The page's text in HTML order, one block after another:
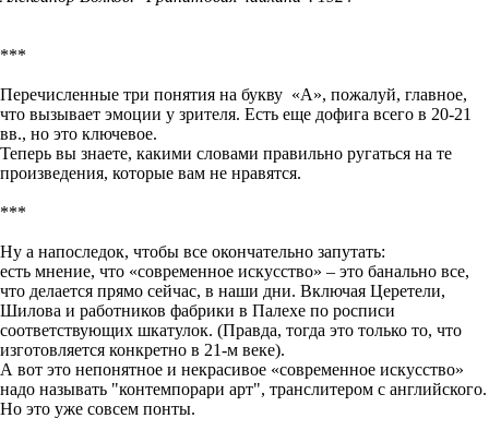
***
Перечисленные три понятия на букву «А», пожалуй, главное,
что вызывает эмоции у зрителя. Есть еще дофига всего в 20-21
вв., но это ключевое.
Теперь вы знаете, какими словами правильно ругаться на те
произведения, которые вам не нравятся.
***
Ну а напоследок, чтобы все окончательно запутать:
есть мнение, что «современное искусство» – это банально все,
что делается прямо сейчас, в наши дни. Включая Церетели,
Шилова и работников фабрики в Палехе по росписи
соответствующих шкатулок. (Правда, тогда это только то, что
изготовляется конкретно в 21-м веке).
А вот это непонятное и некрасивое «современное искусство»
надо называть "контемпорари арт", транслитером с английского.
Но это уже совсем понты.